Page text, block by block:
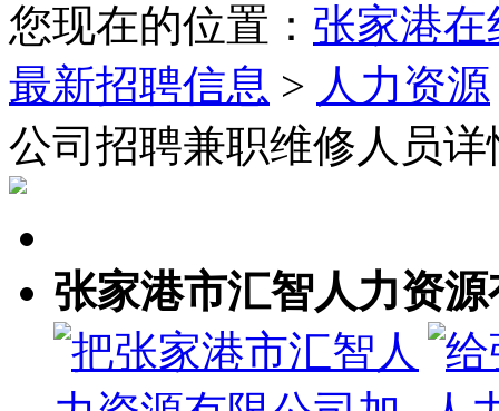
您现在的位置： 张家港
最新招聘信息 > 人力资源
公司招聘兼职维修人员详
张家港市汇智人力资